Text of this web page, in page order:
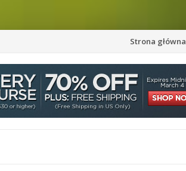
Przejdź
do
treści
Strona główna